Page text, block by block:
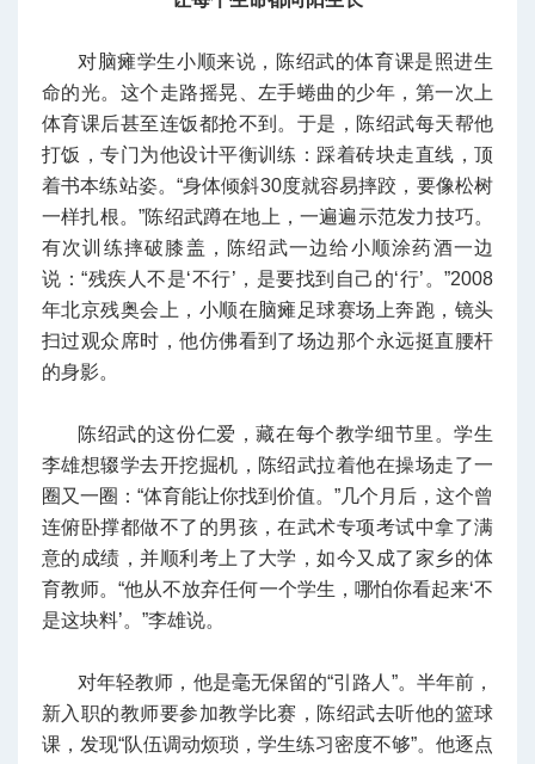
对脑瘫学生小顺来说，陈绍武的体育课是照进生
命的光。这个走路摇晃、左手蜷曲的少年，第一次上
体育课后甚至连饭都抢不到。于是，陈绍武每天帮他
打饭，专门为他设计平衡训练：踩着砖块走直线，顶
着书本练站姿。“身体倾斜30度就容易摔跤，要像松树
一样扎根。”陈绍武蹲在地上，一遍遍示范发力技巧。
有次训练摔破膝盖，陈绍武一边给小顺涂药酒一边
说：“残疾人不是‘不行’，是要找到自己的‘行’。”2008
年北京残奥会上，小顺在脑瘫足球赛场上奔跑，镜头
扫过观众席时，他仿佛看到了场边那个永远挺直腰杆
的身影。
陈绍武的这份仁爱，藏在每个教学细节里。学生
李雄想辍学去开挖掘机，陈绍武拉着他在操场走了一
圈又一圈：“体育能让你找到价值。”几个月后，这个曾
连俯卧撑都做不了的男孩，在武术专项考试中拿了满
意的成绩，并顺利考上了大学，如今又成了家乡的体
育教师。“他从不放弃任何一个学生，哪怕你看起来‘不
是这块料’。”李雄说。
对年轻教师，他是毫无保留的“引路人”。半年前，
新入职的教师要参加教学比赛，陈绍武去听他的篮球
课，发现“队伍调动烦琐，学生练习密度不够”。他逐点